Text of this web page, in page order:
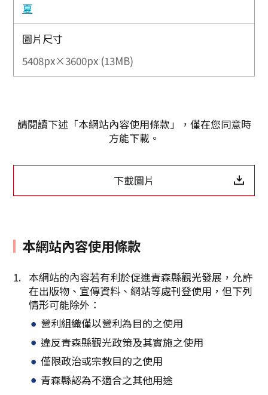
夏
圖片尺寸
5408px×3600px (13MB)
請閱讀下述「本網站內容使用條款」，僅在您同意時
方能下載。
下載圖片
本網站內容使用條款
本網站的內容若有利於促進青森縣觀光發展，允許
在出版物、宣傳資料、網站等處刊登使用，但下列
情形可能除外：
營利組織僅以營利為目的之使用
違反青森縣觀光政策及其實施之使用
僅限政治或宗教目的之使用
青森縣認為不適合之其他用途
Twitter分享
複製連結